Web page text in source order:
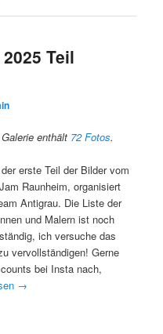
Teil
enthält 72 Fotos.
erste Teil der Bilder vom
Raunheim, organisiert
Antigrau. Die Liste der
und Malern ist noch
ich versuche das
vervollständigen! Gerne
bei Insta nach,
→